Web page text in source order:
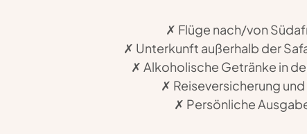
✗ Flüge nach/von
✗ Unterkunft außerhalb der
✗ Alkoholische Getränke in
✗ Reiseversicherung und
✗ Persönliche